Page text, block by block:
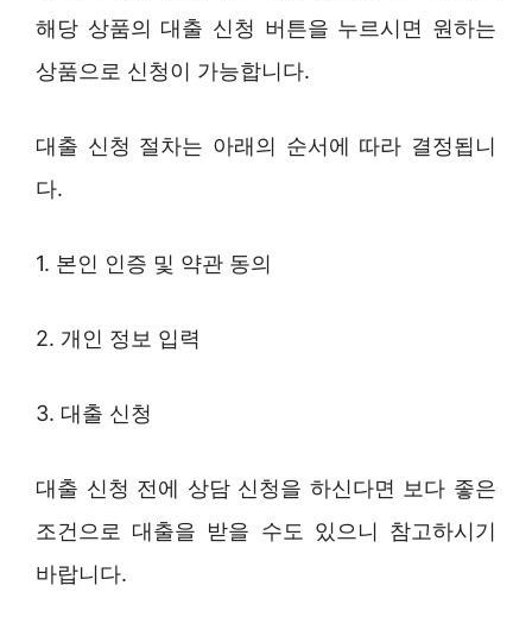
해당 상품의 대출 신청 버튼을 누르시면 원하는
상품으로 신청이 가능합니다.
대출 신청 절차는 아래의 순서에 따라 결정됩니
다.
1. 본인 인증 및 약관 동의
2. 개인 정보 입력
3. 대출 신청
대출 신청 전에 상담 신청을 하신다면 보다 좋은
조건으로 대출을 받을 수도 있으니 참고하시기
바랍니다.